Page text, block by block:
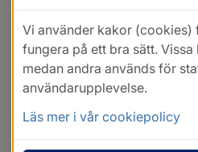
Vi använder kakor (cookies)
fungera på ett bra sätt.
medan andra används för
användarupplevelse.
Läs mer i vår cookiepolicy